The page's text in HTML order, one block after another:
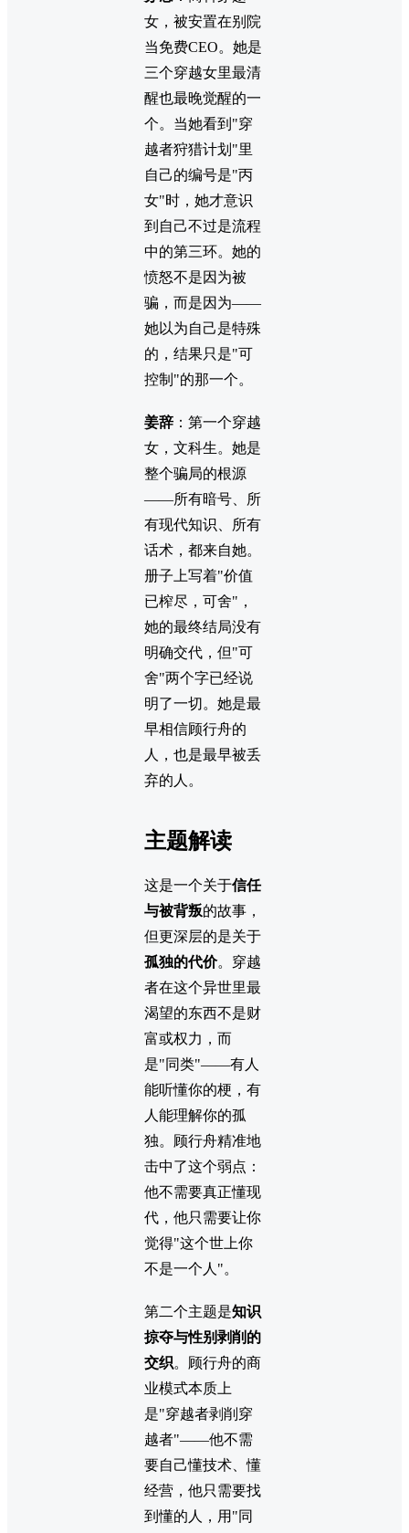
女，被安置在别院
当免费CEO。她是
三个穿越女里最清
醒也最晚觉醒的一
个。当她看到"穿
越者狩猎计划"里
自己的编号是"丙
女"时，她才意识
到自己不过是流程
中的第三环。她的
愤怒不是因为被
骗，而是因为——
她以为自己是特殊
的，结果只是"可
控制"的那一个。
姜辞 ：第一个穿越
女，文科生。她是
整个骗局的根源
——所有暗号、所
有现代知识、所有
话术，都来自她。
册子上写着"价值
已榨尽，可舍"，
她的最终结局没有
明确交代，但"可
舍"两个字已经说
明了一切。她是最
早相信顾行舟的
人，也是最早被丢
弃的人。
主题解读
这是一个关于信任
与被背叛的故事，
但更深层的是关于
孤独的代价。穿越
者在这个异世里最
渴望的东西不是财
富或权力，而
是"同类"——有人
能听懂你的梗，有
人能理解你的孤
独。顾行舟精准地
击中了这个弱点：
他不需要真正懂现
代，他只需要让你
觉得"这个世上你
不是一个人"。
第二个主题是知识
掠夺与性别剥削的
交织。顾行舟的商
业模式本质上
是"穿越者剥削穿
越者"——他不需
要自己懂技术、懂
经营，他只需要找
到懂的人，用"同